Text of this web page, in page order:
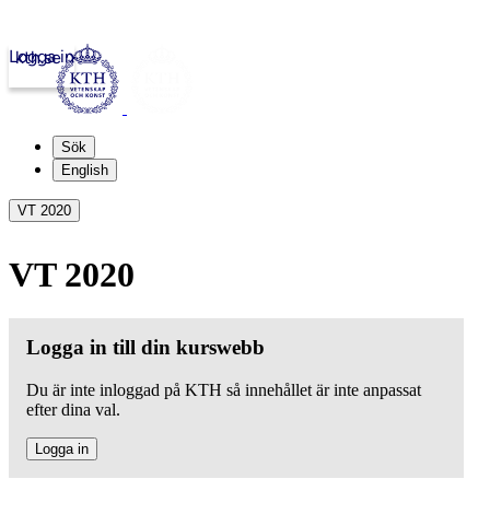
kth.se
Logga in
Sök
English
VT 2020
VT 2020
Logga in till din kurswebb
Du är inte inloggad på KTH så innehållet är inte anpassat
efter dina val.
Logga in